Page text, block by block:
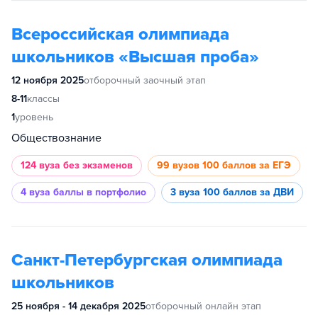
Всероссийская олимпиада
школьников «Высшая проба»
12 ноября 2025отборочный заочный этап
8-11классы
1уровень
Обществознание
124 вуза без экзаменов 99 вузов 100 баллов за ЕГЭ
4 вуза баллы в портфолио 3 вуза 100 баллов за ДВИ
Санкт-Петербургская олимпиада
школьников
25 ноября - 14 декабря 2025отборочный онлайн этап